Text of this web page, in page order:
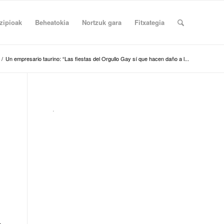
Beheatokia Nortzuk gara Fitxategia
/ Un empresario taurino: “Las fiestas del Orgullo Gay sí que hacen daño a l...
.